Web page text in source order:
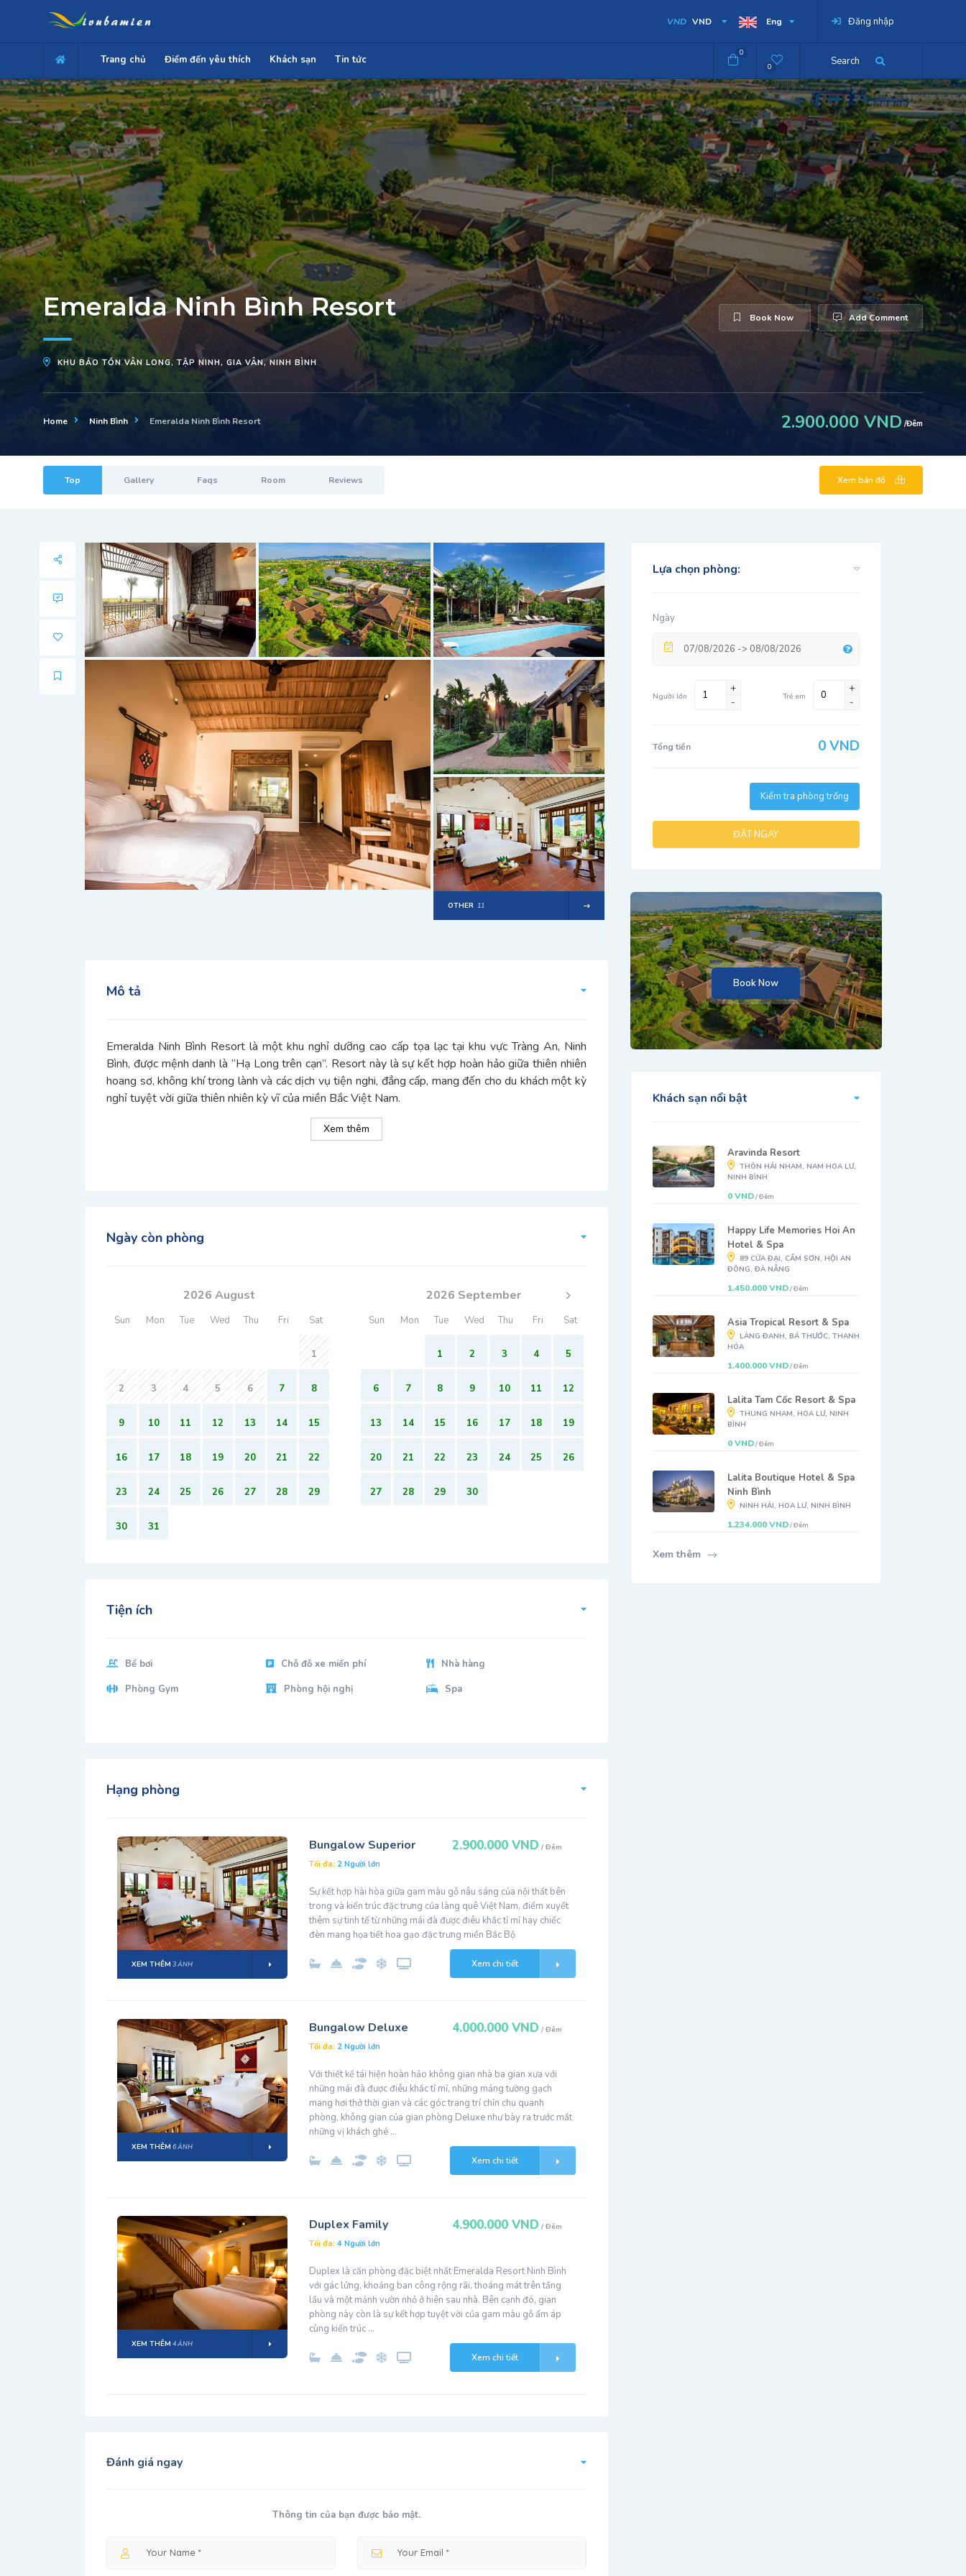
Đăng nhập
Eng
VND VND
Search
0
0
Trang chủ Điểm đến yêu thích Khách sạn Tin tức
Emeralda Ninh Bình Resort
KHU BẢO TỒN VÂN LONG, TẬP NINH, GIA VÂN, NINH BÌNH
Book Now Add Comment
Home Ninh Bình Emeralda Ninh Bình Resort 2.900.000 VND /Đêm
Top Gallery Faqs Room Reviews Xem bản đồ
OTHER 11
Mô tả
Emeralda Ninh Bình Resort là một khu nghỉ dưỡng cao cấp tọa lạc tại khu vực Tràng An, Ninh
Bình, được mệnh danh là “Hạ Long trên cạn”. Resort này là sự kết hợp hoàn hảo giữa thiên nhiên
hoang sơ, không khí trong lành và các dịch vụ tiện nghi, đẳng cấp, mang đến cho du khách một kỳ
nghỉ tuyệt vời giữa thiên nhiên kỳ vĩ của miền Bắc Việt Nam.
Xem thêm
Ngày còn phòng
2026 August
Sun Mon Tue Wed Thu Fri Sat
1
2 3 4 5 6 7 8
9 10 11 12 13 14 15
16 17 18 19 20 21 22
23 24 25 26 27 28 29
30 31
2026 September
Sun Mon Tue Wed Thu Fri Sat
1 2 3 4 5
6 7 8 9 10 11 12
13 14 15 16 17 18 19
20 21 22 23 24 25 26
27 28 29 30
Tiện ích
Bể bơi Chỗ đỗ xe miến phí
Nhà hàng
Phòng Gym
Phòng hội nghị Spa
Hạng phòng
XEM THÊM 3 ẢNH
Bungalow Superior
Tối đa: 2 Người lớn
2.900.000 VND / Đêm
Sự kết hợp hài hòa giữa gam màu gỗ nâu sáng của nội thất bên
trong và kiến trúc đặc trưng của làng quê Việt Nam, điểm xuyết
thêm sự tinh tế từ những mái đà được điêu khắc tỉ mỉ hay chiếc
đèn mang họa tiết hoa gạo đặc trưng miền Bắc Bộ
Xem chi tiết
XEM THÊM 6 ẢNH
Bungalow Deluxe
Tối đa: 2 Người lớn
4.000.000 VND / Đêm
Với thiết kế tái hiện hoàn hảo không gian nhà ba gian xưa với
những mái đà được điêu khắc tỉ mỉ, những mảng tường gạch
mang hơi thở thời gian và các góc trang trí chỉn chu quanh
phòng, không gian của gian phòng Deluxe như bày ra trước mắt
những vị khách ghé …
Xem chi tiết
XEM THÊM 4 ẢNH
Duplex Family
Tối đa:4 Người lớn
4.900.000 VND / Đêm
Duplex là căn phòng đặc biệt nhất Emeralda Resort Ninh Bình
với gác lửng, khoảng ban công rộng rãi, thoáng mát trên tầng
lầu và một mảnh vườn nhỏ ở hiên sau nhà. Bên cạnh đó, gian
phòng này còn là sự kết hợp tuyệt vời của gam màu gỗ ấm áp
cùng kiến trúc …
Xem chi tiết
Đánh giá ngay
Thông tin của bạn được bảo mật.
Lựa chọn phòng:
Ngày
Người lớn
+
-
Trẻ em
+
-
Tổng tiền 0 VND
Kiểm tra phòng trống
ĐẶT NGAY
Book Now
Khách sạn nổi bật
Aravinda Resort
THÔN HẢI NHAM, NAM HOA LƯ,
NINH BÌNH
0 VND/ Đêm
Happy Life Memories Hoi An
Hotel & Spa
89 CỬA ĐẠI, CẨM SƠN, HỘI AN
ĐÔNG, ĐÀ NẴNG
1.450.000 VND/ Đêm
Asia Tropical Resort & Spa
LÀNG ĐANH, BÁ THƯỚC, THANH
HÓA
1.400.000 VND/ Đêm
Lalita Tam Cốc Resort & Spa
THUNG NHAM, HOA LƯ, NINH
BÌNH
0 VND/ Đêm
Lalita Boutique Hotel & Spa
Ninh Bình
NINH HẢI, HOA LƯ, NINH BÌNH
1.234.000 VND/ Đêm
Xem thêm